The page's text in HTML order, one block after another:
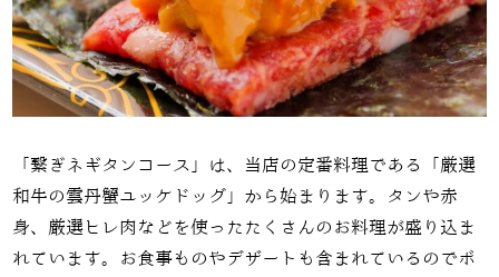
「繋ぎネギタンコース」は、当店の定番料理である「厳選
和牛の雲丹蟹ユッケドッグ」から始まります。タンや赤
身、厳選ヒレ肉などを使ったたくさんのお料理が盛り込ま
れています。お食事ものやデザートも含まれているのでボ